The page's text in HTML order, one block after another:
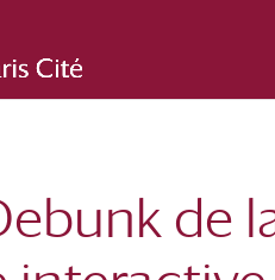
de